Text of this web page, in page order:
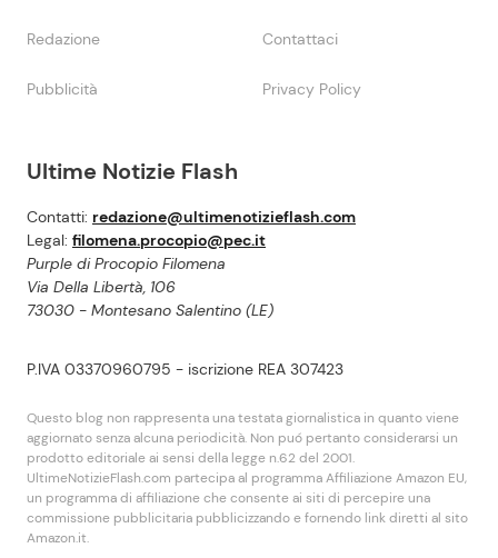
Ultime Notizie Flash
Contatti: redazione@ultimenotizieflash.com
Legal: filomena.procopio@pec.it
Purple di Procopio Filomena
Via Della Libertà, 106
73030 - Montesano Salentino (LE)
P.IVA 03370960795 - iscrizione REA 307423
Questo blog non rappresenta una testata giornalistica in quanto viene
aggiornato senza alcuna periodicità. Non puó pertanto considerarsi un
prodotto editoriale ai sensi della legge n.62 del 2001.
UltimeNotizieFlash.com partecipa al programma Affiliazione Amazon EU,
un programma di affiliazione che consente ai siti di percepire una
commissione pubblicitaria pubblicizzando e fornendo link diretti al sito
Amazon.it.
Redazione Contattaci
Pubblicità Privacy Policy